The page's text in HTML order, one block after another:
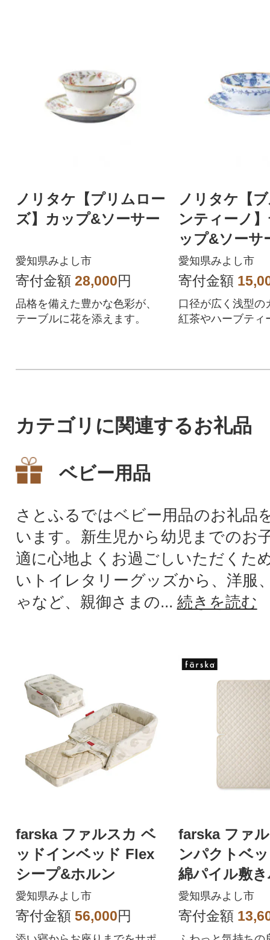
ノリタケ【プリムロー
ズ】カップ&ソーサー
愛知県みよし市
寄付金額 28,000円
品格を備えた豊かな色彩が、
テーブルに花を添えます。
ノリタケ【
ンティーノ
ップ&ソーサ
愛知県みよし市
寄付金額
口径が広く浅型の
紅茶やハーブティ
カテゴリに関連するお礼品
ベビー用品
さとふるではベビー用品のお礼品
います。新生児から幼児までのお
適に心地よくお過ごしいただくた
いトイレタリーグッズから、洋服
ゃなど、親御さまの... 続きを読む
farska ファルスカ ベ
ッドインベッド Flex
シープ&ホルン
愛知県みよし市
寄付金額 56,000円
farska ファ
ンパクトベ
綿パイル敷
0×90cm)アイ
愛知県みよし市
寄付金額